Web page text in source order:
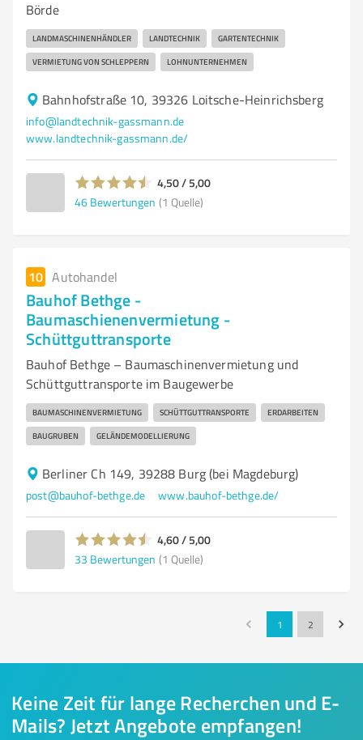
Börde
LANDMASCHINENHÄNDLER LANDTECHNIK GARTENTECHNIK
VERMIETUNG VON SCHLEPPERN LOHNUNTERNEHMEN
Bahnhofstraße 10, 39326 Loitsche-Heinrichsberg
info@landtechnik-gassmann.de
www.landtechnik-gassmann.de/
4,50 / 5,00
46 Bewertungen (1 Quelle)
10 Autohandel
Bauhof Bethge -
Baumaschienenvermietung -
Schüttguttransporte
Bauhof Bethge – Baumaschinenvermietung und
Schüttguttransporte im Baugewerbe
BAUMASCHINENVERMIETUNG SCHÜTTGUTTRANSPORTE ERDARBEITEN
BAUGRUBEN GELÄNDEMODELLIERUNG
Berliner Ch 149, 39288 Burg (bei Magdeburg)
post@bauhof-bethge.de www.bauhof-bethge.de/
4,60 / 5,00
33 Bewertungen (1 Quelle)
1 2
Keine Zeit für lange Recherchen und E-
Mails? Jetzt Angebote empfangen!